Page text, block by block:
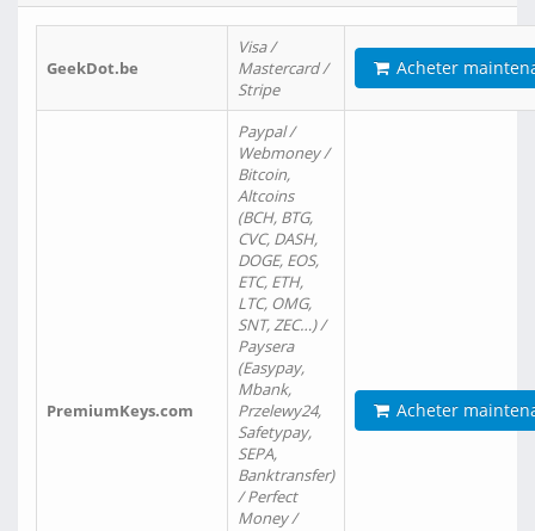
GeekDot.be
Visa /
Mastercard /
Stripe
Acheter
PremiumKeys.com
Paypal /
Webmoney /
Bitcoin,
Altcoins
(BCH, BTG,
CVC, DASH,
DOGE, EOS,
ETC, ETH,
LTC, OMG,
SNT, ZEC…) /
Paysera
(Easypay,
Mbank,
Przelewy24,
Safetypay,
SEPA,
Banktransfer)
/ Perfect
Money /
Acheter